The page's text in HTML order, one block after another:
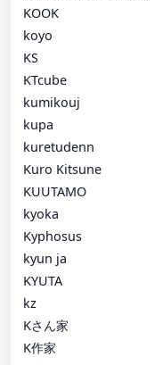
KOOK
koyo
KS
KTcube
kumikouj
kupa
kuretudenn
Kuro Kitsune
KUUTAMO
kyoka
Kyphosus
kyun ja
KYUTA
kz
Kさん家
K作家